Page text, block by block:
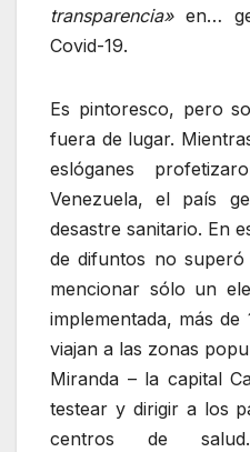
transparencia»en…
Covid-19.
Es pintoresco, pero
fuera de lugar.
eslóganes
Venezuela, el país
desastre sanitario. En
de difuntos no
mencionar sólo un
implementada, más de
viajan a las zonas
Miranda – la capital
testear y dirigir a los
centros de